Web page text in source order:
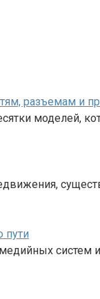
разъемам и
моделей,
пути